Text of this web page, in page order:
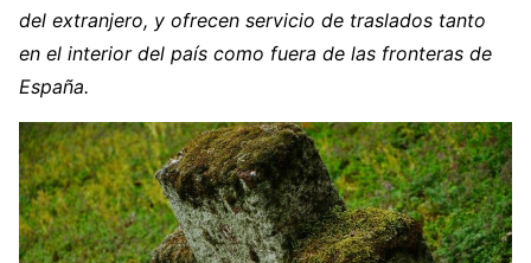
del extranjero, y ofrecen servicio de traslados tanto
en el interior del país como fuera de las fronteras de
España.